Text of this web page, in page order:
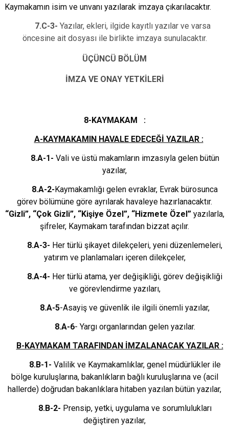
Kaymakamın isim ve unvanı yazılarak imzaya çıkarılacaktır.
7.C-3- Yazılar, ekleri, ilgide kayıtlı yazılar ve varsa
öncesine ait dosyası ile birlikte imzaya sunulacaktır.
ÜÇÜNCÜ BÖLÜM
İMZA VE ONAY YETKİLERİ
8-KAYMAKAM :
A-KAYMAKAMIN HAVALE EDECEĞİ YAZILAR :
8.A-1- Vali ve üstü makamların imzasıyla gelen bütün
yazılar,
8.A-2-Kaymakamlığı gelen evraklar, Evrak bürosunca
görev bölümüne göre ayrılarak havaleye hazırlanacaktır.
“Gizli”, “Çok Gizli”, “Kişiye Özel”, “Hizmete Özel”yazılarla,
şifreler, Kaymakam tarafından bizzat açılır.
8.A-3- Her türlü şikayet dilekçeleri, yeni düzenlemeleri,
yatırım ve planlamaları içeren dilekçeler,
8.A-4- Her türlü atama, yer değişikliği, görev değişikliği
ve görevlendirme yazıları,
8.A-5-Asayiş ve güvenlik ile ilgili önemli yazılar,
8.A-6- Yargı organlarından gelen yazılar.
B-KAYMAKAM TARAFINDAN İMZALANACAK YAZILAR :
8.B-1- Valilik ve Kaymakamlıklar, genel müdürlükler ile
bölge kuruluşlarına, bakanlıkların bağlı kuruluşlarına ve (acil
hallerde) doğrudan bakanlıklara hitaben yazılan bütün yazılar,
8.B-2- Prensip, yetki, uygulama ve sorumlulukları
değiştiren yazılar,